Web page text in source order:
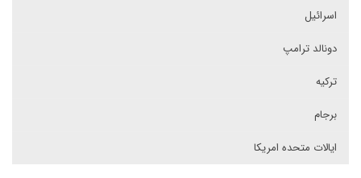
اسرائیل
دونالد ترامپ
ترکیه
برجام
ایالات متحده امریکا